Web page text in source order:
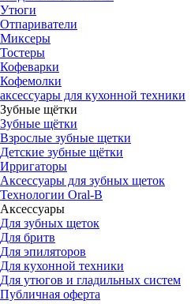
Утюги
Отпариватели
Миксеры
Тостеры
Кофеварки
Кофемолки
аксессуары для кухонной техники
Зубные щётки
Зубные щётки
Взрослые зубные щетки
Детские зубные щётки
Ирригаторы
Аксессуары для зубных щеток
Технологии Oral-B
Аксессуары
Для зубных щеток
Для бритв
Для эпиляторов
Для кухонной техники
Для утюгов и гладильных систем
Публичная оферта